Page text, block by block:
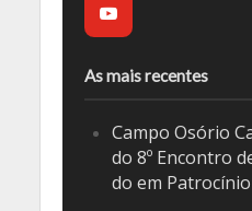
As mais recentes
Campo Osório
do 8º Encontro
do em